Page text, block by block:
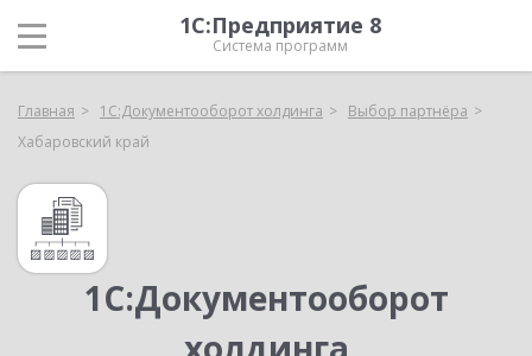
1С:Предприятие 8
Система программ
Главная 1С:Документооборот холдинга
Выбор партнёра
Хабаровский край
1С:Документооборот